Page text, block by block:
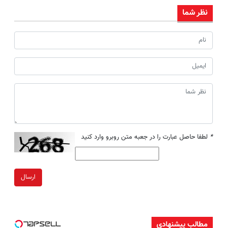
نظر شما
* لطفا حاصل عبارت را در جعبه متن روبرو وارد کنید
ارسال
مطالب پیشنهادی